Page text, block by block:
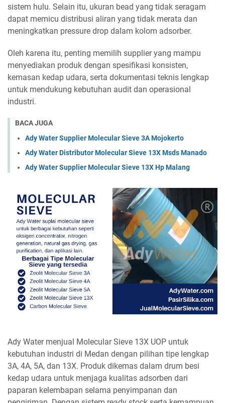
sistem hulu. Selain itu, ukuran bead yang tidak seragam
dapat memicu distribusi aliran yang tidak merata dan
meningkatkan pressure drop dalam kolom adsorber.
Oleh karena itu, penting memilih supplier yang mampu
menyediakan produk dengan spesifikasi konsisten,
kemasan kedap udara, serta dokumentasi teknis lengkap
untuk mendukung kebutuhan audit dan operasional
industri.
BACA JUGA
Ady Water Supplier Molecular Sieve 3A Mojokerto
Ady Water Distributor Molecular Sieve 13X Msds Manado
Ady Water Supplier Molecular Sieve 13X Hp Malang
Ady Water menjual Molecular Sieve 13X UOP untuk
kebutuhan industri di Medan dengan pilihan tipe lengkap
3A, 4A, 5A, dan 13X. Produk dikemas dalam drum besi
kedap udara untuk menjaga kualitas adsorben dari
paparan kelembapan selama penyimpanan dan